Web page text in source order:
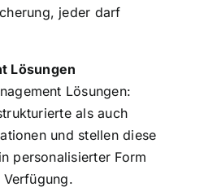
jeder darf
Lösungen
Lösungen:
als auch
und stellen diese
personalisierter Form